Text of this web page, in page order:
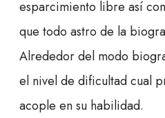
esparcimiento libre así­
que todo astro de la
Alrededor del modo
el nivel de dificultad cual
acople en su habilidad.